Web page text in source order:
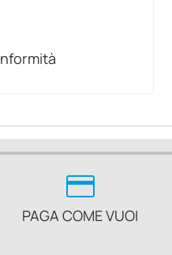
credit_card
PAGA COME VUOI